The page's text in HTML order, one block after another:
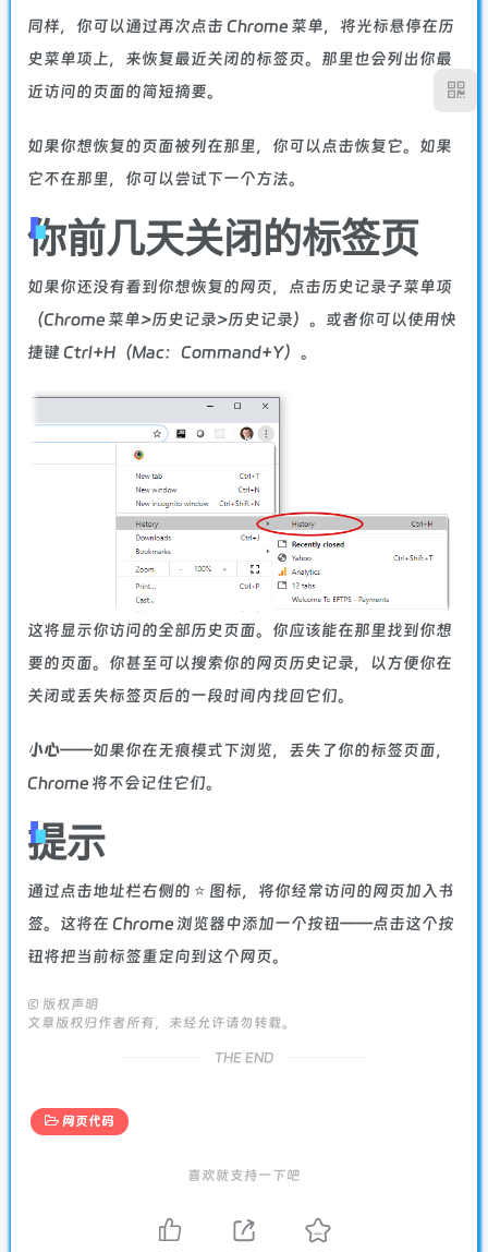
同样，你可以通过再次点击 Chrome 菜单，将光标悬停在历
史菜单项上，来恢复最近关闭的标签页。那里也会列出你最
近访问的页面的简短摘要。
如果你想恢复的页面被列在那里，你可以点击恢复它。如果
它不在那里，你可以尝试下一个方法。
你前几天关闭的标签页
如果你还没有看到你想恢复的网页，点击历史记录子菜单项
（Chrome 菜单>历史记录>历史记录）。或者你可以使用快
捷键 Ctrl+H（Mac：Command+Y）。
这将显示你访问的全部历史页面。你应该能在那里找到你想
要的页面。你甚至可以搜索你的网页历史记录，以方便你在
关闭或丢失标签页后的一段时间内找回它们。
小心——如果你在无痕模式下浏览，丢失了你的标签页面，
Chrome 将不会记住它们。
提示
通过点击地址栏右侧的 ⭐️ 图标，将你经常访问的网页加入书
签。这将在 Chrome 浏览器中添加一个按钮——点击这个按
钮将把当前标签重定向到这个网页。
© 版权声明
文章版权归作者所有，未经允许请勿转载。
THE END
网页代码
喜欢就支持一下吧